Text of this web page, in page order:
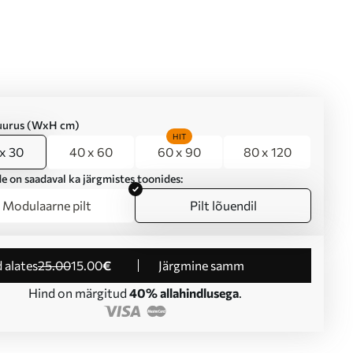
(WxH cm)
30 40 x 60 60 x 90
HIT
80 x 120
on saadaval ka järgmistes toonides:
Modulaarne pilt Pilt lõuendil
alates25.0015.00€
Järgmine samm
Hind on märgitud 40% allahindlusega.